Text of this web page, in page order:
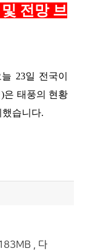
전망 브
늘 23일 전국이
은 태풍의 현황
했습니다.
, 다